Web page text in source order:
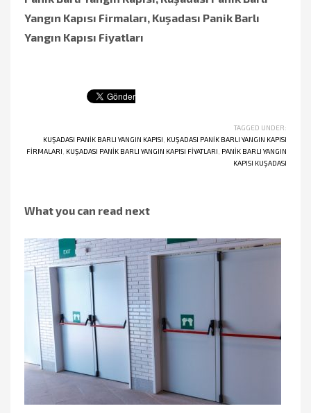
Yangın Kapısı Firmaları, Kuşadası Panik Barlı
Yangın Kapısı Fiyatları
TAGGED UNDER:
KUŞADASI PANIK BARLI YANGIN KAPISI KUŞADASI PANIK BARLI YANGIN KAPISI
FIRMALARI KUŞADASI PANIK BARLI YANGIN KAPISI FIYATLARI PANIK BARLI YANGIN
KAPISI KUŞADASI
What you can read next